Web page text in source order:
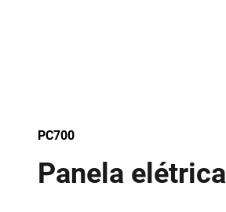
PC700
Panela elétrica